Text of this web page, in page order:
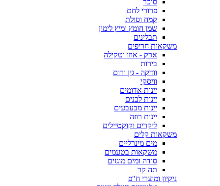
סוכר
פרורי לחם
קמח וסולת
שמן חומץ ומיץ לימון
תבלינים
משקאות חריפים
ארק - אוזו וטקילה
בירות
וודקה - גין ורום
וויסקי
יינות אדומים
יינות לבנים
יינות מבעבעים
יינות רוזה
ליקרים וקוקטיילים
משקאות קלים
מים מינרליים
משקאות בטעמים
סודה ומים מוגזים
תה קר
ניקיון ומוצרי ח"פ